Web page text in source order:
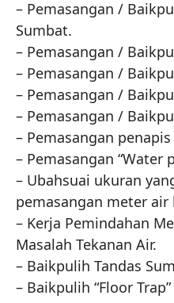
– Pemasangan /
Sumbat.
– Pemasangan /
– Pemasangan /
– Pemasangan /
– Pemasangan /
– Pemasangan penapis
– Pemasangan “Water
– Ubahsuai ukuran
pemasangan meter air
– Kerja Pemindahan
Masalah Tekanan Air.
– Baikpulih Tandas
– Baikpulih “Floor